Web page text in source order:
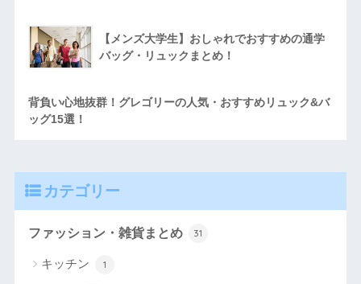
【メンズ大学生】おしゃれでおすすめの通学
バッグ・リュックまとめ！
背負い心地抜群！グレゴリーの人気・おすすめリュック&バ
ッグ15選！
カテゴリー
ファッション・雑貨まとめ 31
キッチン 1